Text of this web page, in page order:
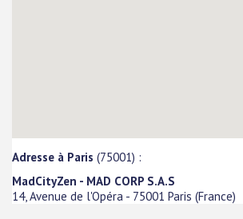
Adresse à Paris (75001) :
MadCityZen - MAD CORP S.A.S
14, Avenue de l'Opéra - 75001 Paris (France)